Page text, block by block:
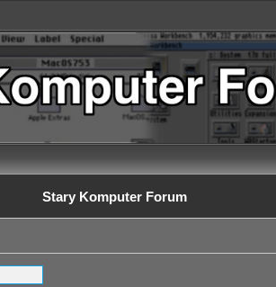
Stary Komputer Forum